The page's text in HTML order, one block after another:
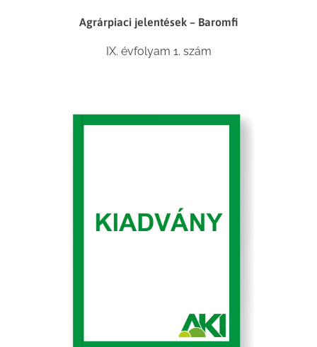
Agrárpiaci jelentések – Baromfi
IX. évfolyam 1. szám